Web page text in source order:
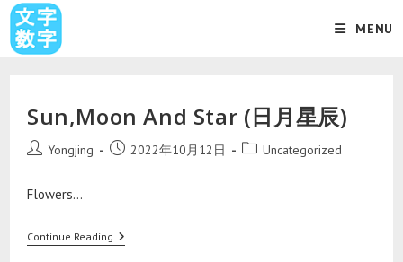
MENU
Sun,Moon And Star (日月星辰)
Yongjing 2022年10月12日 Uncategorized
Flowers…
Continue Reading